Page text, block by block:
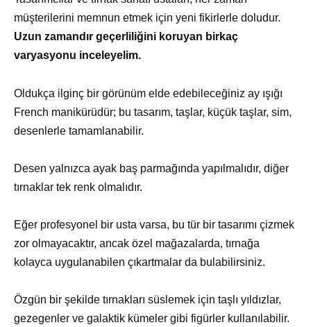
müşterilerini memnun etmek için yeni fikirlerle doludur.
Uzun zamandır geçerliliğini koruyan birkaç
varyasyonu inceleyelim.
Oldukça ilginç bir görünüm elde edebileceğiniz ay ışığı
French manikürüdür; bu tasarım, taşlar, küçük taşlar, sim,
desenlerle tamamlanabilir.
Desen yalnızca ayak baş parmağında yapılmalıdır, diğer
tırnaklar tek renk olmalıdır.
Eğer profesyonel bir usta varsa, bu tür bir tasarımı çizmek
zor olmayacaktır, ancak özel mağazalarda, tırnağa
kolayca uygulanabilen çıkartmalar da bulabilirsiniz.
Özgün bir şekilde tırnakları süslemek için taşlı yıldızlar,
gezegenler ve galaktik kümeler gibi figürler kullanılabilir.